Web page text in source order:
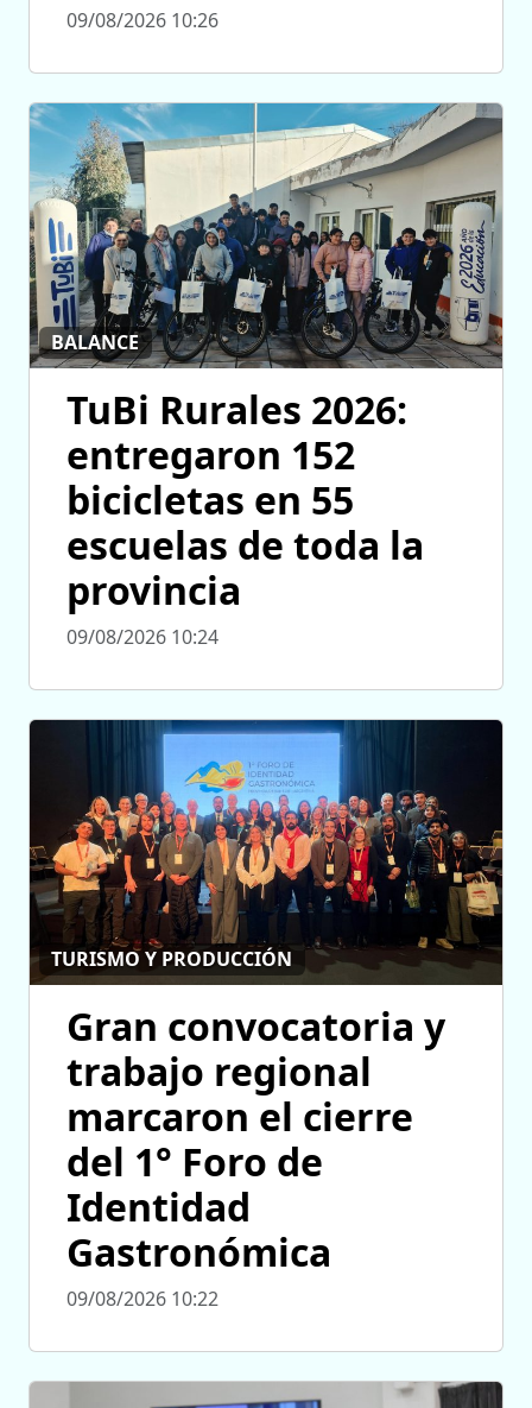
09/08/2026 10:26
BALANCE
TuBi Rurales 2026:
entregaron 152
bicicletas en 55
escuelas de toda la
provincia
09/08/2026 10:24
TURISMO Y PRODUCCIÓN
Gran convocatoria y
trabajo regional
marcaron el cierre
del 1° Foro de
Identidad
Gastronómica
09/08/2026 10:22